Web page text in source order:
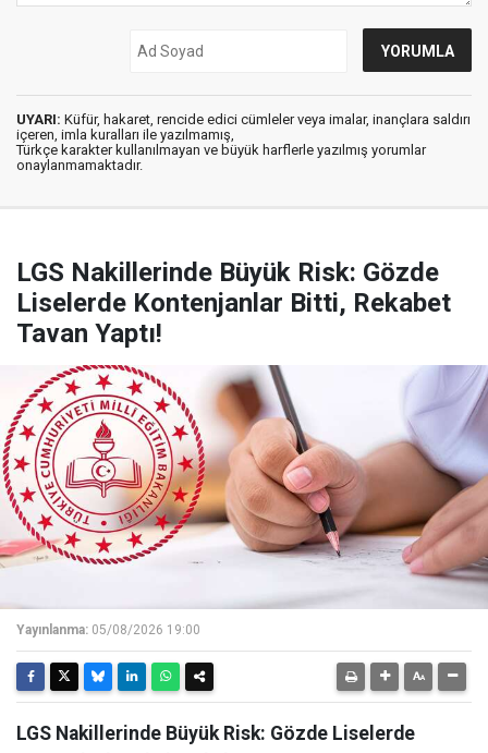
UYARI: Küfür, hakaret, rencide edici cümleler veya imalar, inançlara saldırı
içeren, imla kuralları ile yazılmamış,
Türkçe karakter kullanılmayan ve büyük harflerle yazılmış yorumlar
onaylanmamaktadır.
LGS Nakillerinde Büyük Risk: Gözde
Liselerde Kontenjanlar Bitti, Rekabet
Tavan Yaptı!
Yayınlanma: 05/08/2026 19:00
LGS Nakillerinde Büyük Risk: Gözde Liselerde